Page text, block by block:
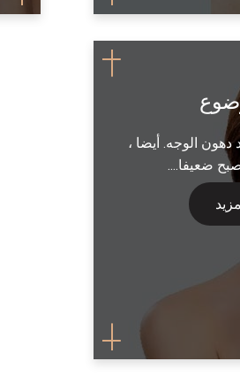
دهون الوجه. أيضا ،
ضعيفا....